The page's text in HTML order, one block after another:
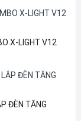
X-LIGHT V12
ĐÈN TĂNG